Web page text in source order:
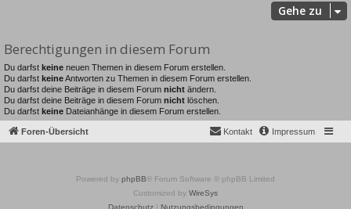
Gehe zu
Berechtigungen in diesem Forum
Du darfst keine neuen Themen in diesem Forum erstellen.
Du darfst keineAntworten zu Themen in diesem Forum erstellen.
Du darfst deine Beiträge in diesem Forum nicht ändern.
Du darfst deine Beiträge in diesem Forum nicht löschen.
Du darfst keine Dateianhänge in diesem Forum erstellen.
Foren-Übersicht Impressum
Kontakt
Powered by phpBB ® Forum Software © phpBB Limited
Customized by WireSys
Datenschutz| Nutzungsbedingungen